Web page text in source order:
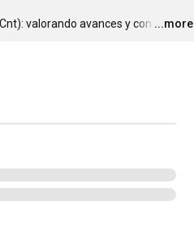
valorando avances y con …
...more